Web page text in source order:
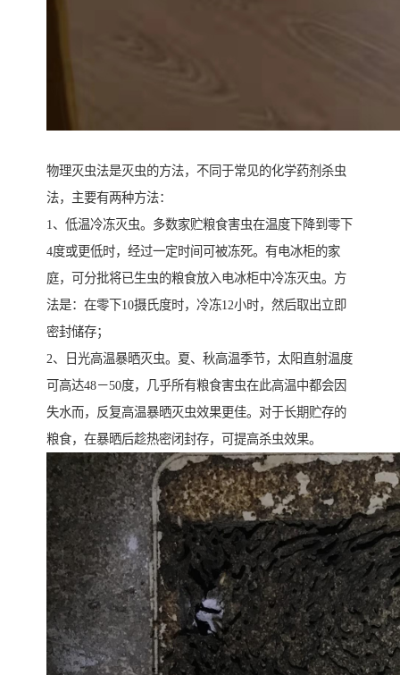
物理灭虫法是灭虫的方法，不同于常见的化学药剂杀虫
法，主要有两种方法：
1、低温冷冻灭虫。多数家贮粮食害虫在温度下降到零下
4度或更低时，经过一定时间可被冻死。有电冰柜的家
庭，可分批将已生虫的粮食放入电冰柜中冷冻灭虫。方
法是：在零下10摄氏度时，冷冻12小时，然后取出立即
密封储存；
2、日光高温暴晒灭虫。夏、秋高温季节，太阳直射温度
可高达48－50度，几乎所有粮食害虫在此高温中都会因
失水而，反复高温暴晒灭虫效果更佳。对于长期贮存的
粮食，在暴晒后趁热密闭封存，可提高杀虫效果。